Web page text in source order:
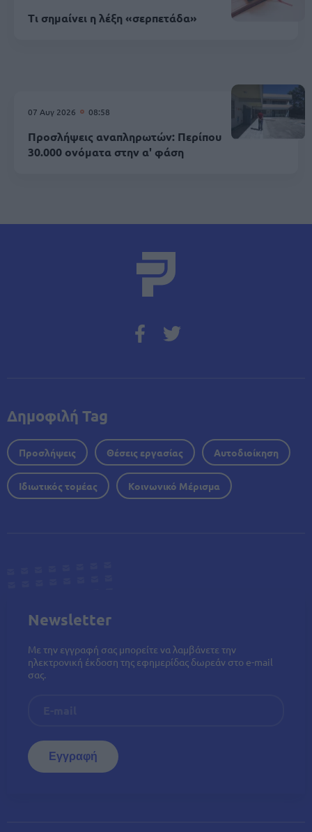
Τι σημαίνει η λέξη «σερπετάδα»
07 Αυγ 2026 08:58
Προσλήψεις αναπληρωτών: Περίπου
30.000 ονόματα στην α' φάση
Δημοφιλή Tag
Προσλήψεις Θέσεις εργασίας Αυτοδιοίκηση
Ιδιωτικός τομέας Κοινωνικό Μέρισμα
Newsletter
Με την εγγραφή σας μπορείτε να λαμβάνετε την
ηλεκτρονική έκδοση της εφημερίδας δωρεάν στο e-mail
σας.